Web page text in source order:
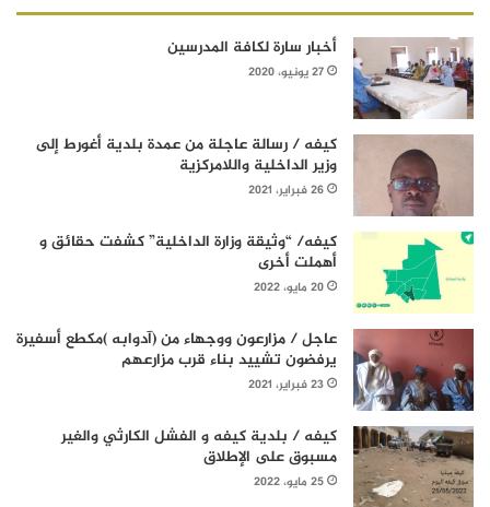
أخبار سارة لكافة المدرسين
27 يونيو، 2020
كيفه / رسالة عاجلة من عمدة بلدية أغورط إلى
وزير الداخلية واللامركزية
26 فبراير، 2021
كيفه/ “وثيقة وزارة الداخلية” كشفت حقائق و
أهملت أخرى
20 مايو، 2022
عاجل / مزارعون ووجهاء من (آدوابه )مكطع أسفيرة
يرفضون تشييد بناء قرب مزارعهم
23 فبراير، 2021
كيفه / بلدية كيفه و الفشل الكارثي والغير
مسبوق على الإطلاق
25 مايو، 2022